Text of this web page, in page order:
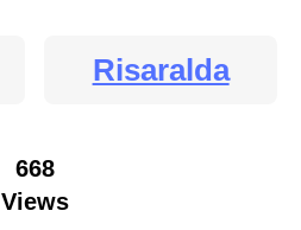
Risaralda
668
Views